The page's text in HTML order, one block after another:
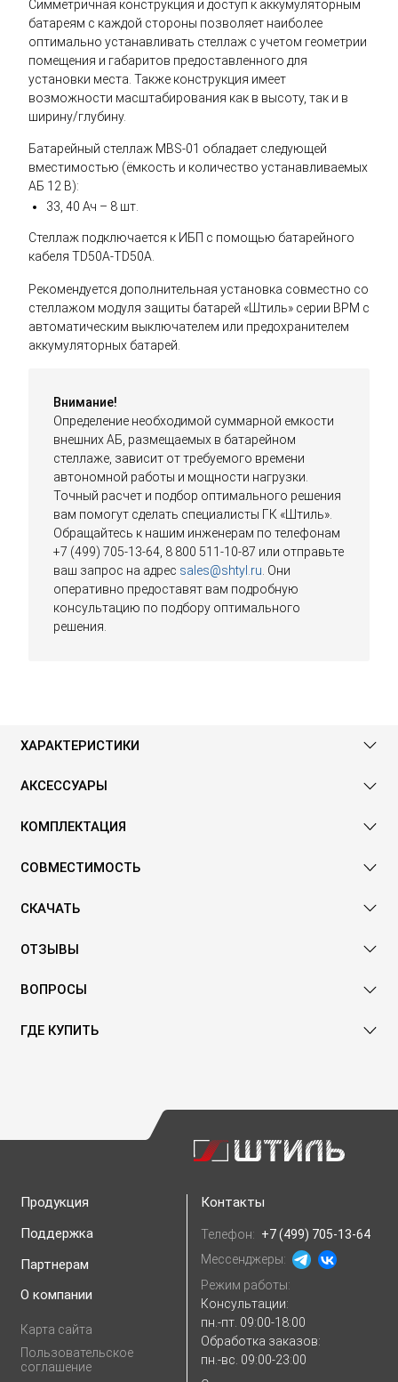
Симметричная конструкция и доступ к аккумуляторным
батареям с каждой стороны позволяет наиболее
оптимально устанавливать стеллаж с учетом геометрии
помещения и габаритов предоставленного для
установки места. Также конструкция имеет
возможности масштабирования как в высоту, так и в
ширину/глубину.
Батарейный стеллаж MBS-01 обладает следующей
вместимостью (ёмкость и количество устанавливаемых
АБ 12 В):
33, 40 Ач – 8 шт.
Стеллаж подключается к ИБП с помощью батарейного
кабеля TD50A-TD50A.
Рекомендуется дополнительная установка совместно со
стеллажом модуля защиты батарей «Штиль» серии BPM с
автоматическим выключателем или предохранителем
аккумуляторных батарей.
Внимание!
Определение необходимой суммарной емкости
внешних АБ, размещаемых в батарейном
стеллаже, зависит от требуемого времени
автономной работы и мощности нагрузки.
Точный расчет и подбор оптимального решения
вам помогут сделать специалисты ГК «Штиль».
Обращайтесь к нашим инженерам по телефонам
+7 (499) 705-13-64, 8 800 511-10-87 или отправьте
ваш запрос на адрес sales@shtyl.ru. Они
оперативно предоставят вам подробную
консультацию по подбору оптимального
решения.
ХАРАКТЕРИСТИКИ
АКСЕССУАРЫ
КОМПЛЕКТАЦИЯ
СОВМЕСТИМОСТЬ
СКАЧАТЬ
ОТЗЫВЫ
ВОПРОСЫ
ГДЕ КУПИТЬ
Продукция
Поддержка
Партнерам
О компании
Карта сайта
Пользовательское
соглашение
Контакты
Телефон: +7 (499) 705-13-64
Мессенджеры:
Режим работы:
Консультации:
пн.-пт. 09:00-18:00
Обработка заказов:
пн.-вс. 09:00-23:00